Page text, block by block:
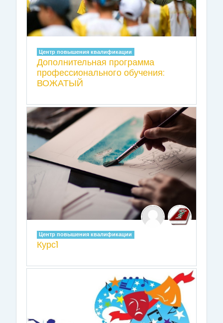
Центр повышения квалификации
Дополнительная программа
профессионального обучения:
ВОЖАТЫЙ
Центр повышения квалификации
Курс1